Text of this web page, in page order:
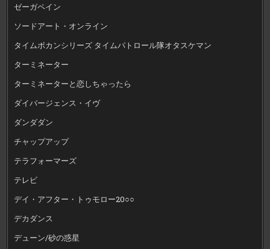
ゼーガペイン
ソードアート・オンライン
タイムボカンシリーズ タイムパトロール隊オタスケマン
ターミネーター
ターミネーターと恋しちゃったら
ダイバージェンス・イヴ
ダンダダン
チャップアップ
テラフォーマーズ
テレビ
デイ・アフター・トゥモロー20○○
デカダンス
デューン/砂の惑星